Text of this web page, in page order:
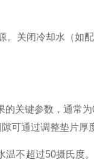
关闭冷却水（如
关键参数，通常为
可通过调整垫片厚
不超过50摄氏度